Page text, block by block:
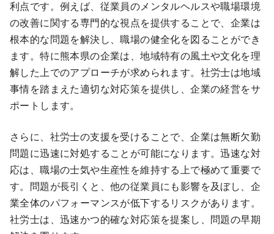
利点です。例えば、従業員のメンタルヘルスや職場環境
の改善に関する専門的な視点を提供することで、企業は
根本的な問題を解決し、職場の健全化を図ることができ
ます。特に熊本県の企業は、地域特有の風土や文化を理
解した上でのアプローチが求められます。社労士は地域
事情を踏まえた適切な対応策を提供し、企業の経営をサ
ポートします。
さらに、社労士の支援を受けることで、企業は無断欠勤
問題に迅速に対処することが可能になります。迅速な対
応は、職場の士気や生産性を維持する上で極めて重要で
す。問題が長引くと、他の従業員にも影響を及ぼし、企
業全体のパフォーマンスが低下するリスクがあります。
社労士は、迅速かつ的確な対応策を提案し、問題の早期